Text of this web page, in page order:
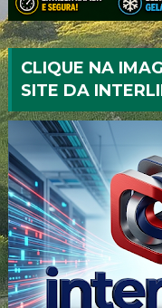
CLIQUE NA
SITE DA